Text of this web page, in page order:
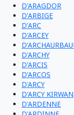
D'ARAGDOR
D'ARBIGE
D'ARC
D'ARCEY
D'ARCHY
D'ARCIS
D'ARCOS
D'ARCY
D'ARCY KIRWAN
D'ARDENNE